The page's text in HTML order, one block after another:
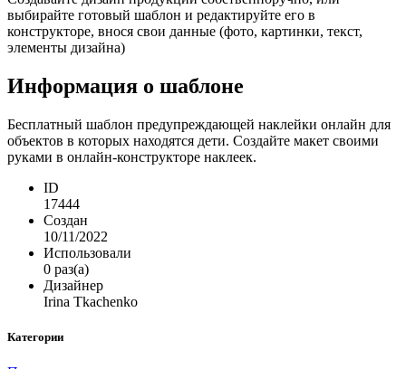
выбирайте готовый шаблон и редактируйте его в
конструкторе, внося свои данные (фото, картинки, текст,
элементы дизайна)
Информация о шаблоне
Бесплатный шаблон предупреждающей наклейки онлайн для
объектов в которых находятся дети. Создайте макет своими
руками в онлайн-конструкторе наклеек.
ID
17444
Создан
10/11/2022
Использовали
0 раз(а)
Дизайнер
Irina Tkachenko
Категории